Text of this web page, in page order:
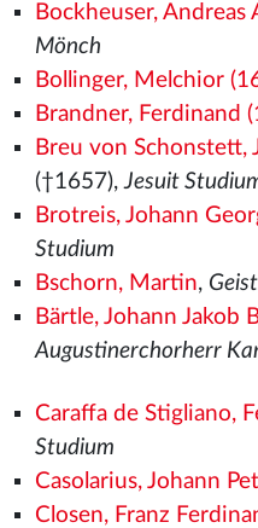
Bockheuser, Andreas
Mönch
Bollinger, Melchior
Brandner, Ferdinand
Breu von Schonstett,
(†1657),Jesuit
Brotreis, Johann
Studium
Bschorn, Martin,
Bärtle, Johann Jakob
Augustinerchorherr
Caraffa de Stigliano,
Studium
Casolarius, Johann
Closen, Franz